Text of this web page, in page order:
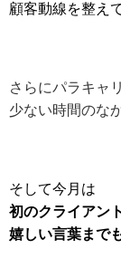
顧客動線を整え
さらにパラキャ
少ない時間のな
そして今月は
初のクライアン
嬉しい言葉まで